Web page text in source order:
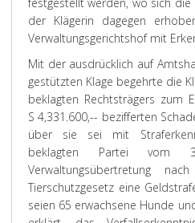
der Klägerin dagegen
Verwaltungsgerichtshof mit
Mit der ausdrücklich auf
gestützten Klage begehrte die
beklagten Rechtsträgers zum
S 4,331.600,-- bezifferten
über sie sei mit
beklagten Partei vom
Verwaltungsübertretung
Tierschutzgesetz eine
seien 65 erwachsene Hunde